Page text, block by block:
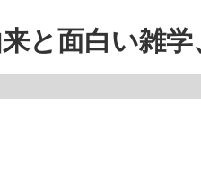
と面白い雑